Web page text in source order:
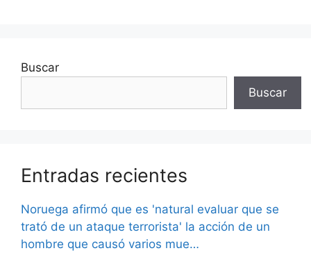
Buscar
Buscar
Entradas recientes
Noruega afirmó que es 'natural evaluar que se
trató de un ataque terrorista' la acción de un
hombre que causó varios mue…